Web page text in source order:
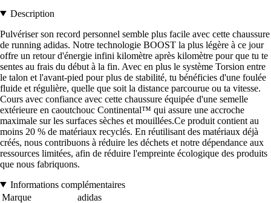
Description
Pulvériser son record personnel semble plus facile avec cette chaussure
de running adidas. Notre technologie BOOST la plus légère à ce jour
offre un retour d'énergie infini kilomètre après kilomètre pour que tu te
sentes au frais du début à la fin. Avec en plus le système Torsion entre
le talon et l'avant-pied pour plus de stabilité, tu bénéficies d'une foulée
fluide et régulière, quelle que soit la distance parcourue ou ta vitesse.
Cours avec confiance avec cette chaussure équipée d'une semelle
extérieure en caoutchouc Continental™ qui assure une accroche
maximale sur les surfaces sèches et mouillées.Ce produit contient au
moins 20 % de matériaux recyclés. En réutilisant des matériaux déjà
créés, nous contribuons à réduire les déchets et notre dépendance aux
ressources limitées, afin de réduire l'empreinte écologique des produits
que nous fabriquons.
Informations complémentaires
Marque
adidas